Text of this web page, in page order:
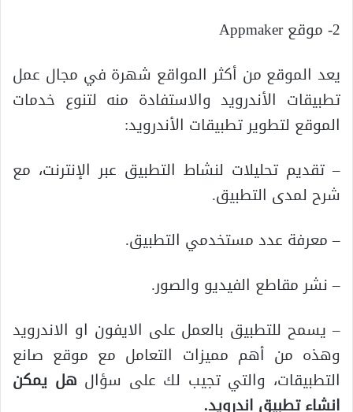
2- موقع Appmaker
يعد الموقع من أكثر المواقع شهرة في مجال عمل
تطبيقات الأندرويد والاستفادة منه لتنوع خدمات
الموقع لتطوير تطبيقات الأندرويد:
– تقديم تحليلات لنشاط التطبيق عبر الإنترنت، مع
شرح لمدى التطبيق.
– معرفة عدد مستخدمي التطبيق.
– نشر مقاطع الفيديو والصور.
– يسمح للتطبيق بالعمل على الايفون او الاندرويد
وهذه من أهم مميزات التعامل مع موقع صانع
التطبيقات، والتي تجيب لك على سؤال هل يمكن
انشاء تطبيق اندرويد.